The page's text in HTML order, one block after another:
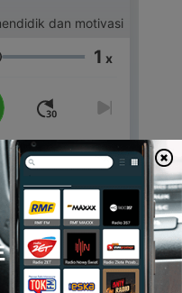
dan motivasi
Głośność 1 x
00:00